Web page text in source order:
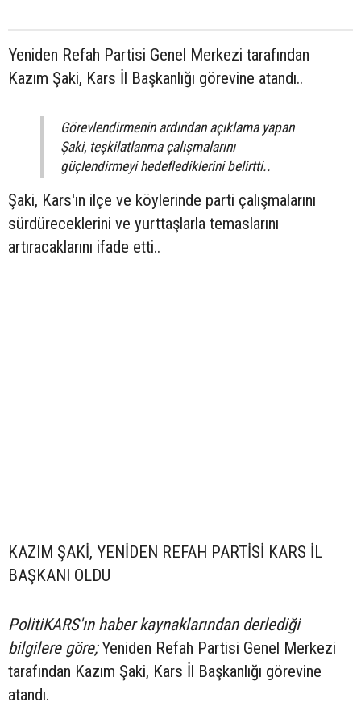
Yeniden Refah Partisi Genel Merkezi tarafından
Kazım Şaki, Kars İl Başkanlığı görevine atandı..
Görevlendirmenin ardından açıklama yapan
Şaki, teşkilatlanma çalışmalarını
güçlendirmeyi hedeflediklerini belirtti..
Şaki, Kars'ın ilçe ve köylerinde parti çalışmalarını
sürdüreceklerini ve yurttaşlarla temaslarını
artıracaklarını ifade etti..
KAZIM ŞAKİ, YENİDEN REFAH PARTİSİ KARS İL
BAŞKANI OLDU
PolitiKARS'ın haber kaynaklarından derlediği
bilgilere göre;Yeniden Refah Partisi Genel Merkezi
tarafından Kazım Şaki, Kars İl Başkanlığı görevine
atandı.